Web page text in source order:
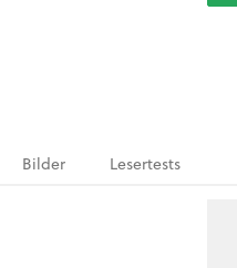
Bilder Lesertests